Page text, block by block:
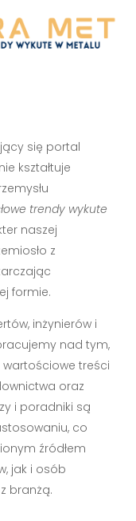
się portal
kształtuje
trendy wykute
naszej
z
formie.
inżynierów i
nad tym,
treści
oraz
i poradniki są
co
źródłem
jak i osób
branżą.